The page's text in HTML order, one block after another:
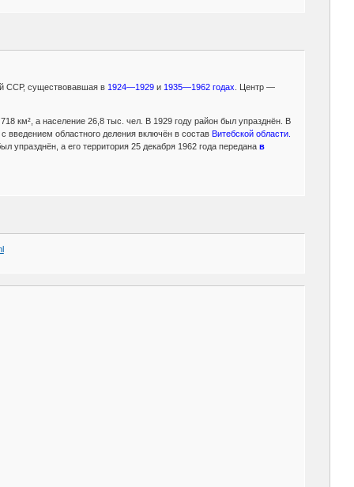
ССР, существовавшая в 1924—1929и 1935—1962 годах . Центр —
км², а население 26,8 тыс. чел. В 1929 году район был упразднён. В
введением областного деления включён в состав Витебской области.
упразднён, а его территория 25 декабря 1962 года переданав